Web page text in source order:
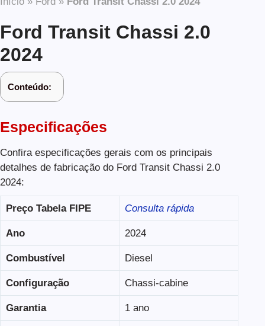
Ford Transit Chassi 2.0
2024
Conteúdo:
Especificações
Confira especificações gerais com os principais
detalhes de fabricação do Ford Transit Chassi 2.0
2024:
Preço Tabela FIPE Consulta rápida
Ano 2024
Combustível Diesel
Configuração Chassi-cabine
Garantia 1 ano